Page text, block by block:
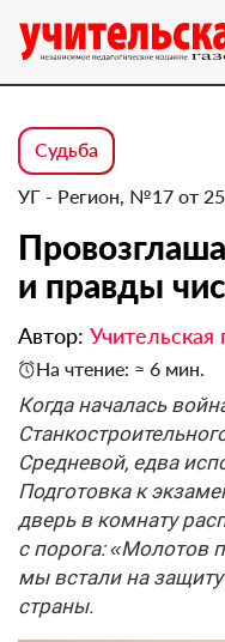
Судьба
УГ - Регион, №17 от 25
и правды
Автор: Учительская
На чтение: ≈ 6 мин.
Когда началась
Средневой, едва
Подготовка к
дверь в комнату
с порога: «Молотов
мы встали на
страны.